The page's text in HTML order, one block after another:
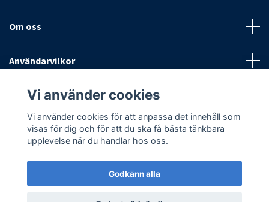
Om oss
Användarvilkor
Sociala medier
Vi använder cookies
Vi använder cookies för att anpassa det innehåll som
visas för dig och för att du ska få bästa tänkbara
upplevelse när du handlar hos oss.
Godkänn alla